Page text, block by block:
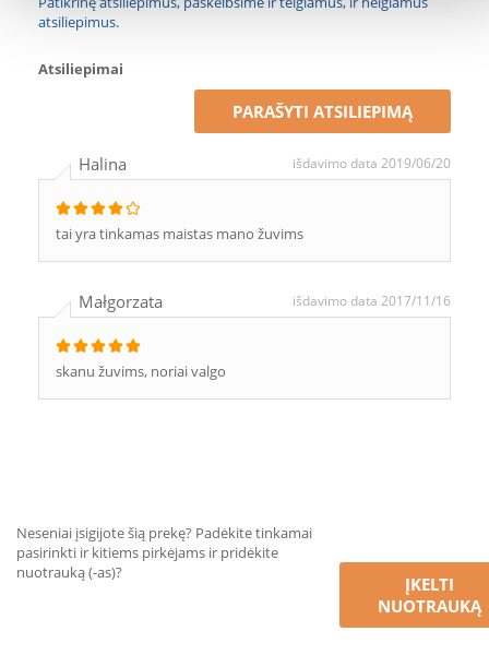
atsiliepimus.
Atsiliepimai
PARAŠYTI ATSILIEPIMĄ
Halina išdavimo data 2019/06/20
tai yra tinkamas maistas mano žuvims
Małgorzata išdavimo data 2017/11/16
skanu žuvims, noriai valgo
Neseniai įsigijote šią prekę? Padėkite tinkamai
pasirinkti ir kitiems pirkėjams ir pridėkite
nuotrauką (-as)?
ĮKELTI
NUOTRAUKĄ